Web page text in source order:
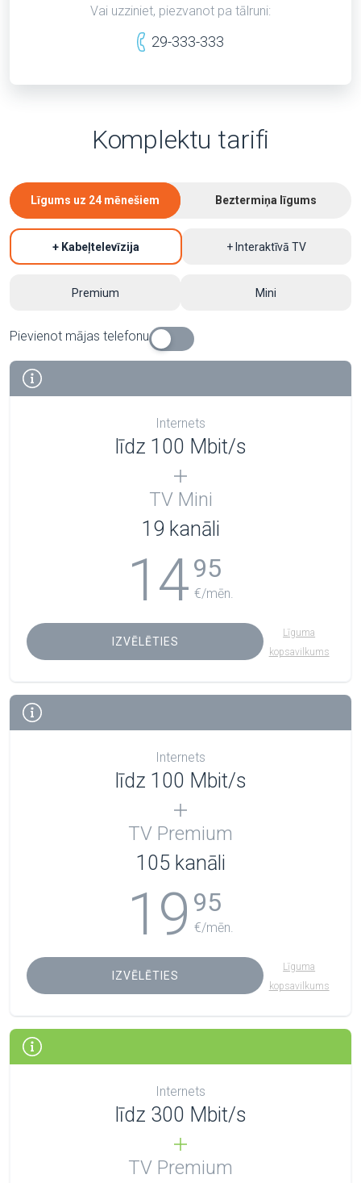
Vai uzziniet, piezvanot pa tālruni:
29-333-333
Komplektu tarifi
Līgums uz 24 mēnešiem Beztermiņa līgums
+ Kabeļtelevīzija + Interaktīvā TV
Premium Mini
Pievienot mājas telefonu
Internets
līdz 100 Mbit/s
TV Mini
19 kanāli
1495
€/mēn.
IZVĒLĒTIES
Līguma
kopsavilkums
Internets
līdz 100 Mbit/s
TV Premium
105 kanāli
19 95
€/mēn.
IZVĒLĒTIES
Līguma
kopsavilkums
Internets
līdz 300 Mbit/s
TV Premium